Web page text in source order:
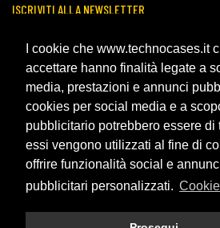
I cookie che www.technocases.it
accettare hanno finalità legate a
media, prestazioni e annunci
cookies per social media e a
pubblicitario potrebbero essere di
essi vengono utilizzati al fine di
offrire funzionalità social e
pubblicitari personalizzati.
ISCRIVITI ALLA NEWSLETTER
Ho letto laprivacy policy del sito e acconsento
personali per ricevere comunicazioni
All trademarks are registered and/or
Products, S.L.U. its parents, subsiadiries
independently owned and operated by
owned by Peli Products, S.L.U